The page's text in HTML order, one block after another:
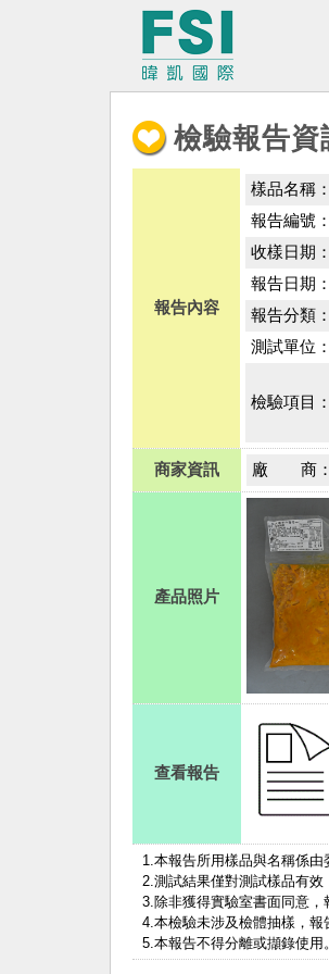
檢驗報告資
報告內容
樣品名稱：
報告編號：
收樣日期：
報告日期：
報告分類：
測試單位：
檢驗項目：
商家資訊 廠 商：
產品照片
查看報告
1.本報告所用樣品與名稱係由
2.測試結果僅對測試樣品有效
3.除非獲得實驗室書面同意，
4.本檢驗未涉及檢體抽樣，報
5.本報告不得分離或擷錄使用。